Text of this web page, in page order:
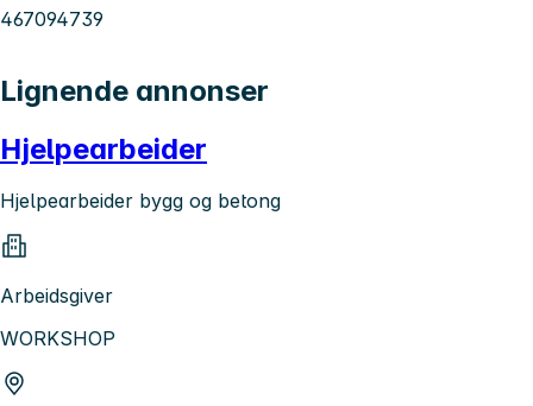
467094739
Lignende annonser
Hjelpearbeider
Hjelpearbeider bygg og betong
Arbeidsgiver
WORKSHOP